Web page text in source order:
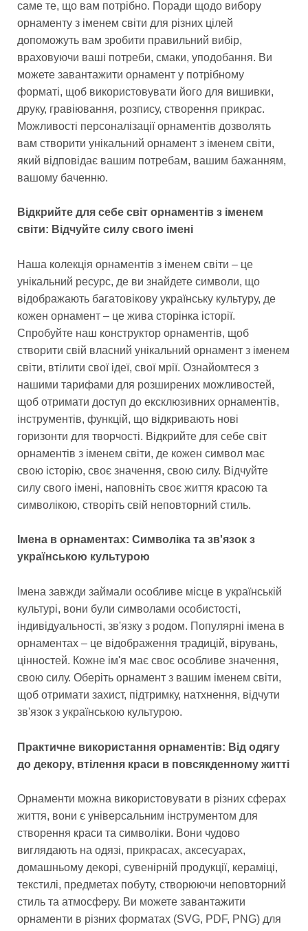
саме те, що вам потрібно. Поради щодо вибору
орнаменту з іменем світи для різних цілей
допоможуть вам зробити правильний вибір,
враховуючи ваші потреби, смаки, уподобання. Ви
можете завантажити орнамент у потрібному
форматі, щоб використовувати його для вишивки,
друку, гравіювання, розпису, створення прикрас.
Можливості персоналізації орнаментів дозволять
вам створити унікальний орнамент з іменем світи,
який відповідає вашим потребам, вашим бажанням,
вашому баченню.
Відкрийте для себе світ орнаментів з іменем
світи: Відчуйте силу свого імені
Наша колекція орнаментів з іменем світи – це
унікальний ресурс, де ви знайдете символи, що
відображають багатовікову українську культуру, де
кожен орнамент – це жива сторінка історії.
Спробуйте наш конструктор орнаментів, щоб
створити свій власний унікальний орнамент з іменем
світи, втілити свої ідеї, свої мрії. Ознайомтеся з
нашими тарифами для розширених можливостей,
щоб отримати доступ до ексклюзивних орнаментів,
інструментів, функцій, що відкривають нові
горизонти для творчості. Відкрийте для себе світ
орнаментів з іменем світи, де кожен символ має
свою історію, своє значення, свою силу. Відчуйте
силу свого імені, наповніть своє життя красою та
символікою, створіть свій неповторний стиль.
Імена в орнаментах: Символіка та зв'язок з
українською культурою
Імена завжди займали особливе місце в українській
культурі, вони були символами особистості,
індивідуальності, зв'язку з родом. Популярні імена в
орнаментах – це відображення традицій, вірувань,
цінностей. Кожне ім'я має своє особливе значення,
свою силу. Оберіть орнамент з вашим іменем світи,
щоб отримати захист, підтримку, натхнення, відчути
зв'язок з українською культурою.
Практичне використання орнаментів: Від одягу
до декору, втілення краси в повсякденному житті
Орнаменти можна використовувати в різних сферах
життя, вони є універсальним інструментом для
створення краси та символіки. Вони чудово
виглядають на одязі, прикрасах, аксесуарах,
домашньому декорі, сувенірній продукції, кераміці,
текстилі, предметах побуту, створюючи неповторний
стиль та атмосферу. Ви можете завантажити
орнаменти в різних форматах (SVG, PDF, PNG) для